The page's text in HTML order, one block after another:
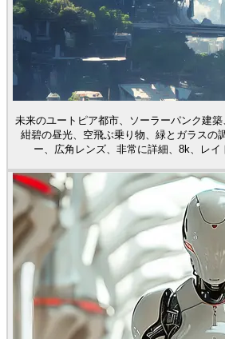
未来のユートピア都市、ソーラーパンク建
紺碧の昼光、空飛ぶ乗り物、緑とガラスの
ー、広角レンズ、非常に詳細、8k、レ